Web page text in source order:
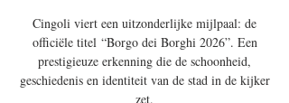
Cingoli viert een uitzonderlijke mijlpaal: de
officiële titel “Borgo dei Borghi 2026”. Een
prestigieuze erkenning die de schoonheid,
geschiedenis en identiteit van de stad in de kijker
zet.